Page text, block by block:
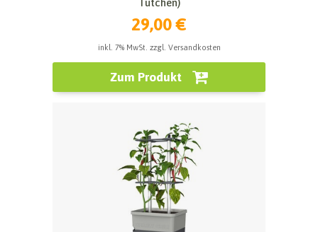
29,00 €
inkl. 7% MwSt. zzgl. Versandkosten
Zum Produkt